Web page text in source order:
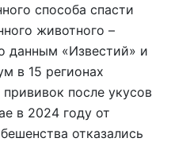
способа спасти
животного –
данным «Известий» и
в 15 регионах
после укусов
в 2024 году от
отказались